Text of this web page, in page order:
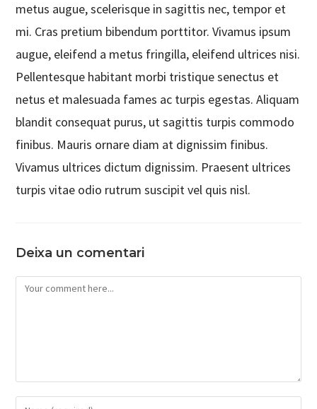
metus augue, scelerisque in sagittis nec, tempor et
mi. Cras pretium bibendum porttitor. Vivamus ipsum
augue, eleifend a metus fringilla, eleifend ultrices nisi.
Pellentesque habitant morbi tristique senectus et
netus et malesuada fames ac turpis egestas. Aliquam
blandit consequat purus, ut sagittis turpis commodo
finibus. Mauris ornare diam at dignissim finibus.
Vivamus ultrices dictum dignissim. Praesent ultrices
turpis vitae odio rutrum suscipit vel quis nisl.
Deixa un comentari
Comment